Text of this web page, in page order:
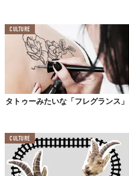
CULTURE
タトゥーみたいな「フレグランス」
CULTURE